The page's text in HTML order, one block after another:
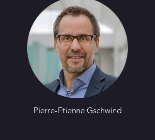
Pierre-Etienne Gschwind